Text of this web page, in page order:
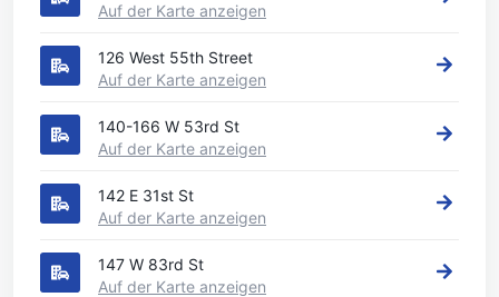
Auf der Karte anzeigen
126 West 55th Street
Auf der Karte anzeigen
140-166 W 53rd St
Auf der Karte anzeigen
142 E 31st St
Auf der Karte anzeigen
147 W 83rd St
Auf der Karte anzeigen